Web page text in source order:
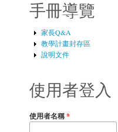
手冊導覽
家長Q&A
教學計畫封存區
說明文件
使用者登入
使用者名稱*